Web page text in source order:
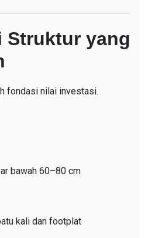
Struktur yang
fondasi nilai investasi.
bawah 60–80 cm
kali dan footplat